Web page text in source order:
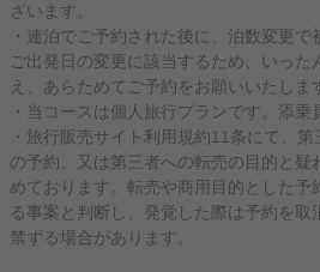
ざいます。
・連泊でご予約された後に、泊数変更
ご出発日の変更に該当するため、いった
え、あらためてご予約をお願いいたしま
・当コースは個人旅行プランです。添乗
・旅行販売サイト利用規約11条にて、
の予約、又は第三者への転売の目的と疑
めております。転売や商用目的とした予
る事案と判断し、発覚した際は予約を取
禁ずる場合があります。